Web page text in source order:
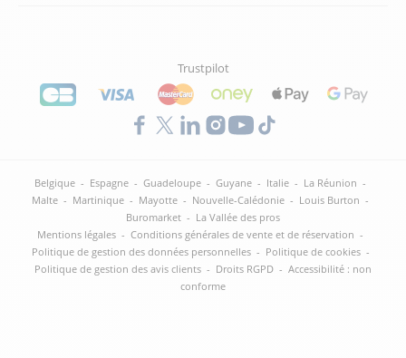
Trustpilot
Belgique - Espagne - Guadeloupe - Guyane - Italie - La Réunion -
Malte - Martinique - Mayotte - Nouvelle-Calédonie - Louis Burton -
Buromarket - La Vallée des pros
Mentions légales - Conditions générales de vente et de réservation -
Politique de gestion des données personnelles - Politique de cookies -
Politique de gestion des avis clients - Droits RGPD - Accessibilité : non
conforme